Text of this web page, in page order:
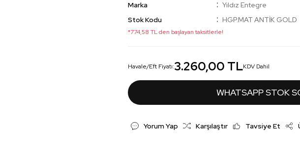
Marka
Yıldız Entegre
Stok Kodu
HGP.MAT ANTİK GOLD
*774,58 TL den başlayan taksitlerle!
Havale/Eft Fiyatı:3.260,00 TLKDV Dahil
WHATSAPP STOK
Yorum Yap Karşılaştır Tavsiye Et